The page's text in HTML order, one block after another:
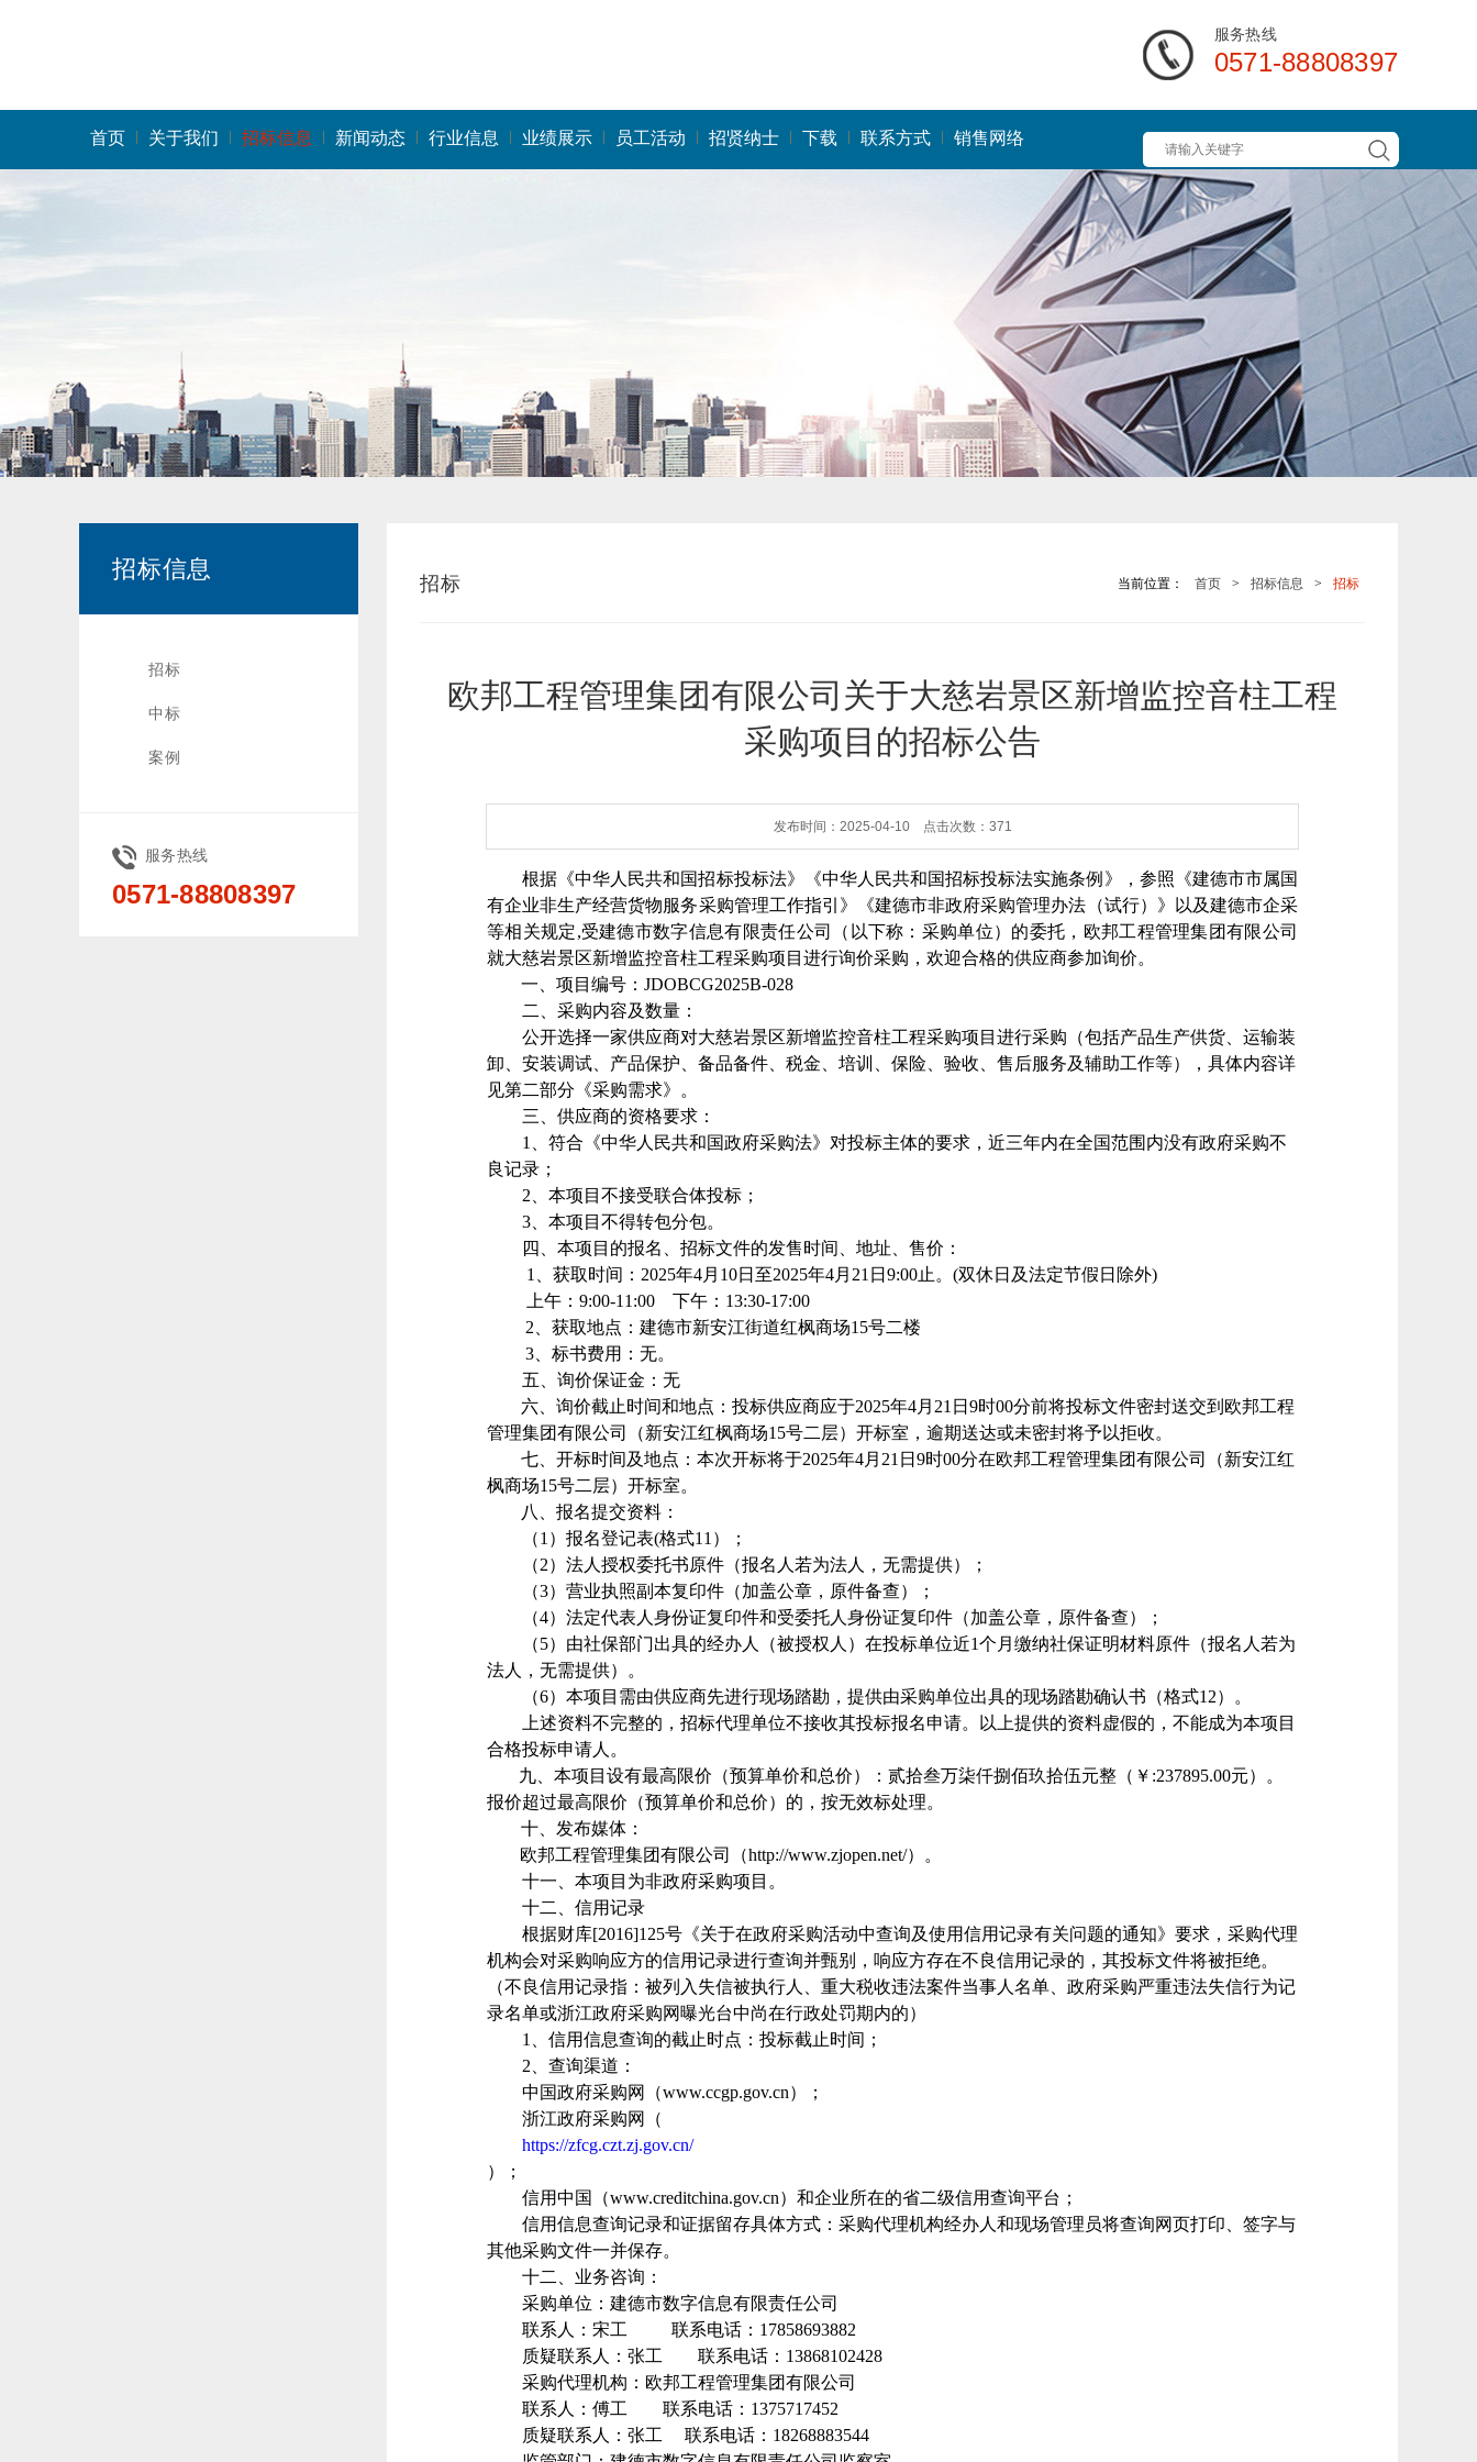
服务热线
0571-88808397
首页 关于我们 招标信息 新闻动态 行业信息 业绩展示 员工活动 招贤纳士 下载 联系方式 销售网络
招标信息
招标
中标
案例
服务热线
0571-88808397
招标 当前位置： 首页 > 招标信息 > 招标
欧邦工程管理集团有限公司关于大慈岩景区新增监控音柱工程
采购项目的招标公告
发布时间：2025-04-10 点击次数：371
根据《中华人民共和国招标投标法》《中华人民共和国招标投标法实施条例》，参照《建德市市属国
有企业非生产经营货物服务采购管理工作指引》《建德市非政府采购管理办法（试行）》以及建德市企采
等相关规定,受建德市数字信息有限责任公司 （以下称：采购单位）的委托， 欧邦工程管理集团有限公司
就大慈岩景区新增监控音柱工程采购项目 进行询价采购，欢迎合格的供应商参加询价。
一、项目编号： JDOBCG2025B-028
二、采购内容及数量：
公开选择一家供应商对大慈岩景区新增监控音柱工程采购项目进行采购 （包括产品生产供货、运输装
卸、安装调试、产品保护、备品备件、税金、培训、保险、验收、售后服务及辅助工作等）， 具体内容详
见第二部分《采购需求》。
三、 供应商的资格要求 ：
1、符合《中华人民共和国政府采购法》对投标主体的要求，近三年内在全国范围内没有政府采购不
良记录；
2 、本项目不接受联合体投标；
3 、本项目不得转包分包。
四、本项目的报名、招标文件的发售时间、地址、售价：
1、 获取时间： 2025年4月 10日 至2025年4月 21 日 9:00止。 (双休日及法定节假日除外)
上午： 9:00-11:00 下午：13:30-17:00
2、 获取地点： 建德市新安江街道红枫商场15号二楼
3、标书费用： 无。
五、 询价保证金： 无
六 、询价截止时间和地点： 投标供应商应于2025年4月21日9时00分前将投标文件密封送交到 欧邦工程
管理集团有限公司（新安江红枫商场15号二层）开标室 ，逾期送达或未密封将予以拒收。
七 、开标时间及地点： 本次开标将于2025年4月21日9时00分在欧邦工程管理集团有限公司（新安江红
枫商场15号二层）开标室。
八
报名提交资料 ：
（1 ） 报名登记表(格式11）
；
（2） 法人授权委托书原件（报名人若为法人，无需提供）；
（3） 营业执照副本复印件（加盖公章，原件备查）；
（4） 法定代表人身份证复印件和受委托人身份证复印件（加盖公章，原件备查）；
（5） 由社保部门出具的经办人（被授权人）在投标单位近1个月缴纳社保证明材料原件（报名人若为
法人，无需提供）。
（6） 本项目需由供应商先进行现场踏勘，提供由采购单位出具的现场踏勘确认书（格式12）。
上述资料不完整的，招标代理单位不接收其投标报名申请。以上提供的资料虚假的，不能成为本项目
合格投标申请人。
九、 本项目设有最高限价（预算单价和总价）： 贰拾叁万柒仟捌佰玖拾伍元整 （￥ :237895.00元）。
报价超过最高限价（预算单价和总价）的，按无效标处理。
十、发布媒体 ：
欧邦工程管理集团有限公司（http://www.zjopen.net/）。
十一、本项目为非政府采购项目。
十二、 信用记录
根据财库[2016]125号《关于在政府采购活动中查询及使用信用记录有关问题的通知》要求，采购代理
机构会对采购响应方的信用记录进行查询并甄别，响应方存在不良信用记录的，其投标文件将被拒绝。
（不良信用记录指：被列入失信被执行人、重大税收违法案件当事人名单、政府采购严重违法失信行为记
录名单或浙江政府采购网曝光台中尚在行政处罚期内的）
1、信用信息查询的截止时点：投标截止时间；
2、查询渠道：
中国政府采购网（www.ccgp.gov.cn）；
浙江政府采购网（
https://zfcg.czt.zj.gov.cn/
）；
信用中国（www.creditchina.gov.cn）和企业所在的省二级信用查询平台；
信用信息查询记录和证据留存具体方式：采购代理机构经办人和现场管理员将查询网页打印、签字与
其他采购文件一并保存。
十二
业务咨询：
采购单位：建德市数字信息有限责任公司
联系人：宋工
联系电话： 17858693882
质疑联系人：张工
联系电话： 13868102428
采购代理机构：欧邦工程管理集团有限公司
联系人：傅工
联系电话： 1375717452
质疑联系人：张工
联系电话： 18268883544